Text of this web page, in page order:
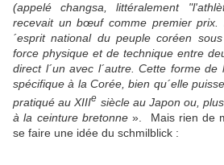
(appelé changsa, littéralement
recevait un bœuf comme premier prix.
´esprit national du peuple coréen
force physique et de technique entre
direct l´un avec l´autre. Cette forme
spécifique à la Corée, bien qu´elle
pratiqué au XIIIe siècle au Japon ou,
à la ceinture bretonne ».
Mais rien de
se faire une idée du schmilblick :